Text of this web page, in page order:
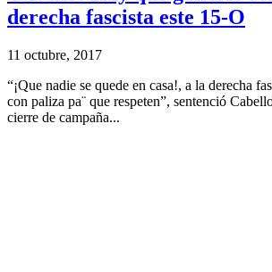
derecha fascista este 15-O
11 octubre, 2017
“¡Que nadie se quede en casa!, a la derecha
con paliza pa¨ que respeten”, sentenció
cierre de campaña...